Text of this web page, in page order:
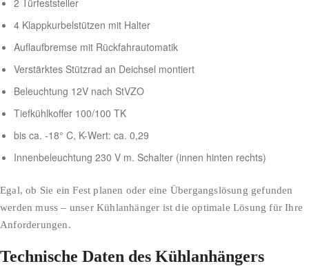
2 Türfeststeller
4 Klappkurbelstützen mit Halter
Auflaufbremse mit Rückfahrautomatik
Verstärktes Stützrad an Deichsel montiert
Beleuchtung 12V nach StVZO
Tiefkühlkoffer 100/100 TK
bis ca. -18° C, K-Wert: ca. 0,29
Innenbeleuchtung 230 V m. Schalter (innen hinten rechts)
Egal, ob Sie ein Fest planen oder eine Übergangslösung gefunden
werden muss – unser Kühlanhänger ist die optimale Lösung für Ihre
Anforderungen.
Technische Daten des Kühlanhängers